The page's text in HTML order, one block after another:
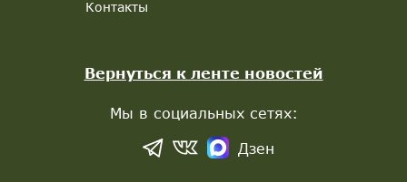
Контакты
Вернуться к ленте новостей
Мы в социальных сетях:
Дзен